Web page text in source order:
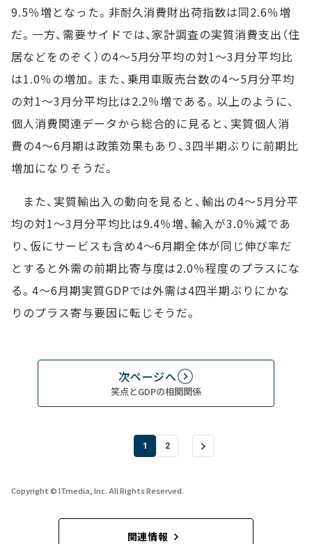
9.5％増となった。非耐久消費財出荷指数は同2.6％増
だ。一方、需要サイドでは、家計調査の実質消費支出（住
居などをのぞく）の4～5月分平均の対1～3月分平均比
は1.0％の増加。また、乗用車販売台数の4～5月分平均
の対1～3月分平均比は2.2％増である。以上のように、
個人消費関連データから総合的に見ると、実質個人消
費の4～6月期は政策効果もあり、3四半期ぶりに前期比
増加になりそうだ。
また、実質輸出入の動向を見ると、輸出の4～5月分平
均の対1～3月分平均比は9.4％増、輸入が3.0％減であ
り、仮にサービスも含め4～6月期全体が同じ伸び率だ
とすると外需の前期比寄与度は2.0％程度のプラスにな
る。4～6月期実質GDPでは外需は4四半期ぶりにかな
りのプラス寄与要因に転じそうだ。
次ページへ
笑点とGDPの相関関係
1 2
Copyright © ITmedia, Inc. All Rights Reserved.
関連情報